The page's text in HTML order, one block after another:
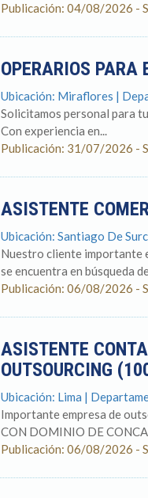
Publicación: 04/08/2026 -
OPERARIOS PARA
Ubicación: Miraflores |
Solicitamos personal para
Con experiencia en...
Publicación: 31/07/2026 -
ASISTENTE
Ubicación: Santiago De
Nuestro cliente importante
se encuentra en búsqueda
Publicación: 06/08/2026 -
ASISTENTE
OUTSOURCING
Ubicación: Lima |
Importante empresa de
CON DOMINIO DE
Publicación: 06/08/2026 -